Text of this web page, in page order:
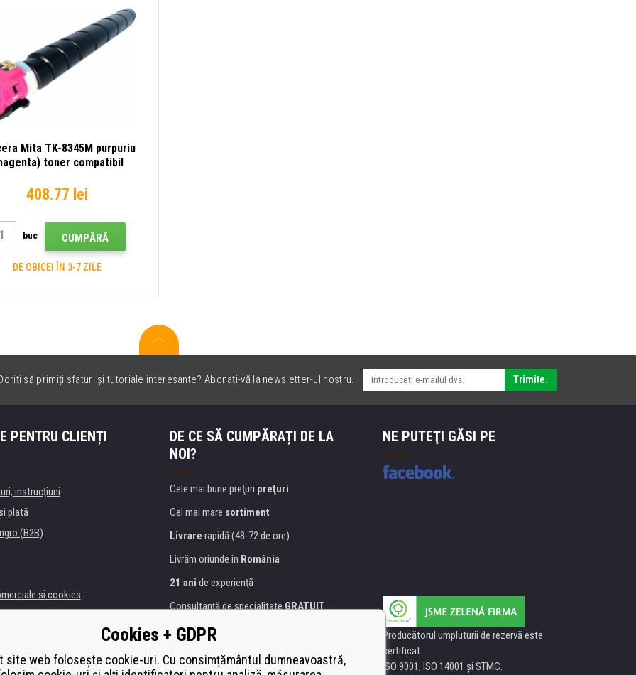
Mita TK-8345M purpuriu
toner compatibil
408.77 lei
buc CUMPĂRĂ
DE OBICEI ÎN 3-7 ZILE
să primiți sfaturi și tutoriale interesante? Abonați-vă la newsletter-ul nostru. Trimite.
PENTRU CLIENȚI
instrucțiuni
plată
(B2B)
si cookies
imprimante
DE CE SĂ CUMPĂRAȚI DE LA
NOI?
Cele mai bune preţuri preţuri
Cel mai mare sortiment
Livrare rapidă (48-72 de ore)
Livrăm oriunde în România
21 ani de experienţă
Consultanţă de specialitateGRATUIT
Abordarea amabilă
certificat
Heureka
NE PUTEŢI GĂSI PE
Producătorul umpluturii de rezervă este
certificat
ISO 9001, ISO 14001 şi STMC.
Cookies + GDPR
site web folosește cookie-uri. Cu consimțământul dumneavoastră,